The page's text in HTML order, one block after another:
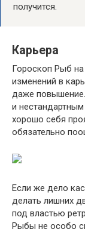
получится.
Карьера
Гороскоп Рыб
изменений в
даже
и
хорошо себя
обязательно
Если же дело
делать лишних
под властью
Рыбы не особо